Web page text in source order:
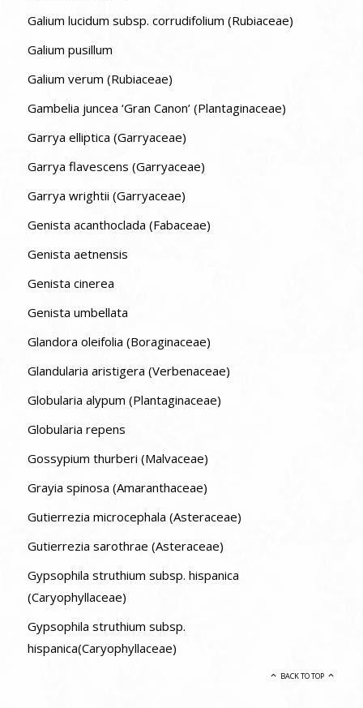
Galium lucidum subsp. corrudifolium (Rubiaceae)
Galium pusillum
Galium verum (Rubiaceae)
Gambelia juncea ‘Gran Canon’ (Plantaginaceae)
Garrya elliptica (Garryaceae)
Garrya flavescens (Garryaceae)
Garrya wrightii (Garryaceae)
Genista acanthoclada (Fabaceae)
Genista aetnensis
Genista cinerea
Genista umbellata
Glandora oleifolia (Boraginaceae)
Glandularia aristigera (Verbenaceae)
Globularia alypum (Plantaginaceae)
Globularia repens
Gossypium thurberi (Malvaceae)
Grayia spinosa (Amaranthaceae)
Gutierrezia microcephala (Asteraceae)
Gutierrezia sarothrae (Asteraceae)
Gypsophila struthium subsp. hispanica
(Caryophyllaceae)
Gypsophila struthium subsp.
hispanica(Caryophyllaceae)
BACK TO TOP